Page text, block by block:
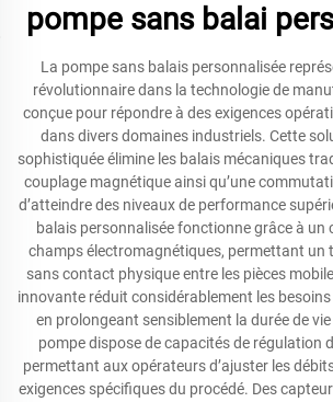
pompe sans balai
La pompe sans balais personnalisée
révolutionnaire dans la technologie de
conçue pour répondre à des exigences
dans divers domaines industriels. Cette
sophistiquée élimine les balais mécaniques
couplage magnétique ainsi qu’une
d’atteindre des niveaux de performance
balais personnalisée fonctionne grâce à un
champs électromagnétiques, permettant un
sans contact physique entre les pièces
innovante réduit considérablement les
en prolongeant sensiblement la durée de
pompe dispose de capacités de régulation
permettant aux opérateurs d’ajuster les
exigences spécifiques du procédé. Des